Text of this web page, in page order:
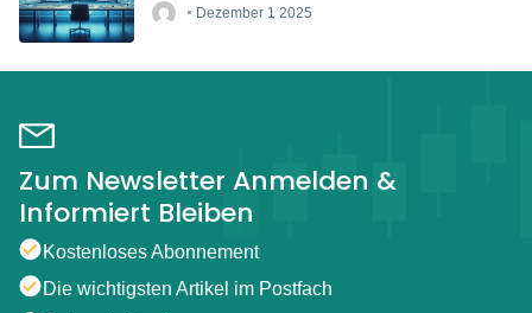
Dezember 1 2025
Zum Newsletter Anmelden &
Informiert Bleiben
Kostenloses Abonnement
Die wichtigsten Artikel im Postfach